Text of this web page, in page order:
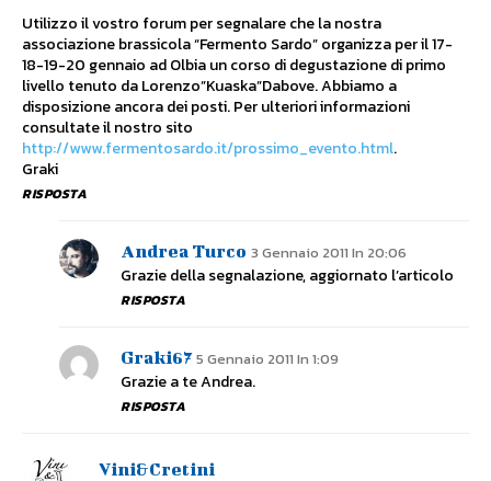
Utilizzo il vostro forum per segnalare che la nostra
associazione brassicola “Fermento Sardo” organizza per il 17-
18-19-20 gennaio ad Olbia un corso di degustazione di primo
livello tenuto da Lorenzo”Kuaska”Dabove. Abbiamo a
disposizione ancora dei posti. Per ulteriori informazioni
consultate il nostro sito
http://www.fermentosardo.it/prossimo_evento.html.
Graki
RISPOSTA
Andrea Turco 3 Gennaio 2011 In 20:06
Grazie della segnalazione, aggiornato l’articolo
RISPOSTA
Graki67 5 Gennaio 2011 In 1:09
Grazie a te Andrea.
RISPOSTA
Vini&Cretini